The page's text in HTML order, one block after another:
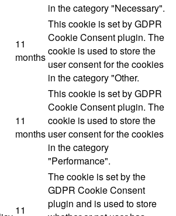
in the category "Necessary".
11
months
This cookie is set by GDPR
Cookie Consent plugin. The
cookie is used to store the
user consent for the cookies
in the category "Other.
11
months
This cookie is set by GDPR
Cookie Consent plugin. The
cookie is used to store the
user consent for the cookies
in the category
"Performance".
11
The cookie is set by the
GDPR Cookie Consent
plugin and is used to store